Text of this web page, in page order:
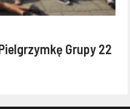
Grupy 22